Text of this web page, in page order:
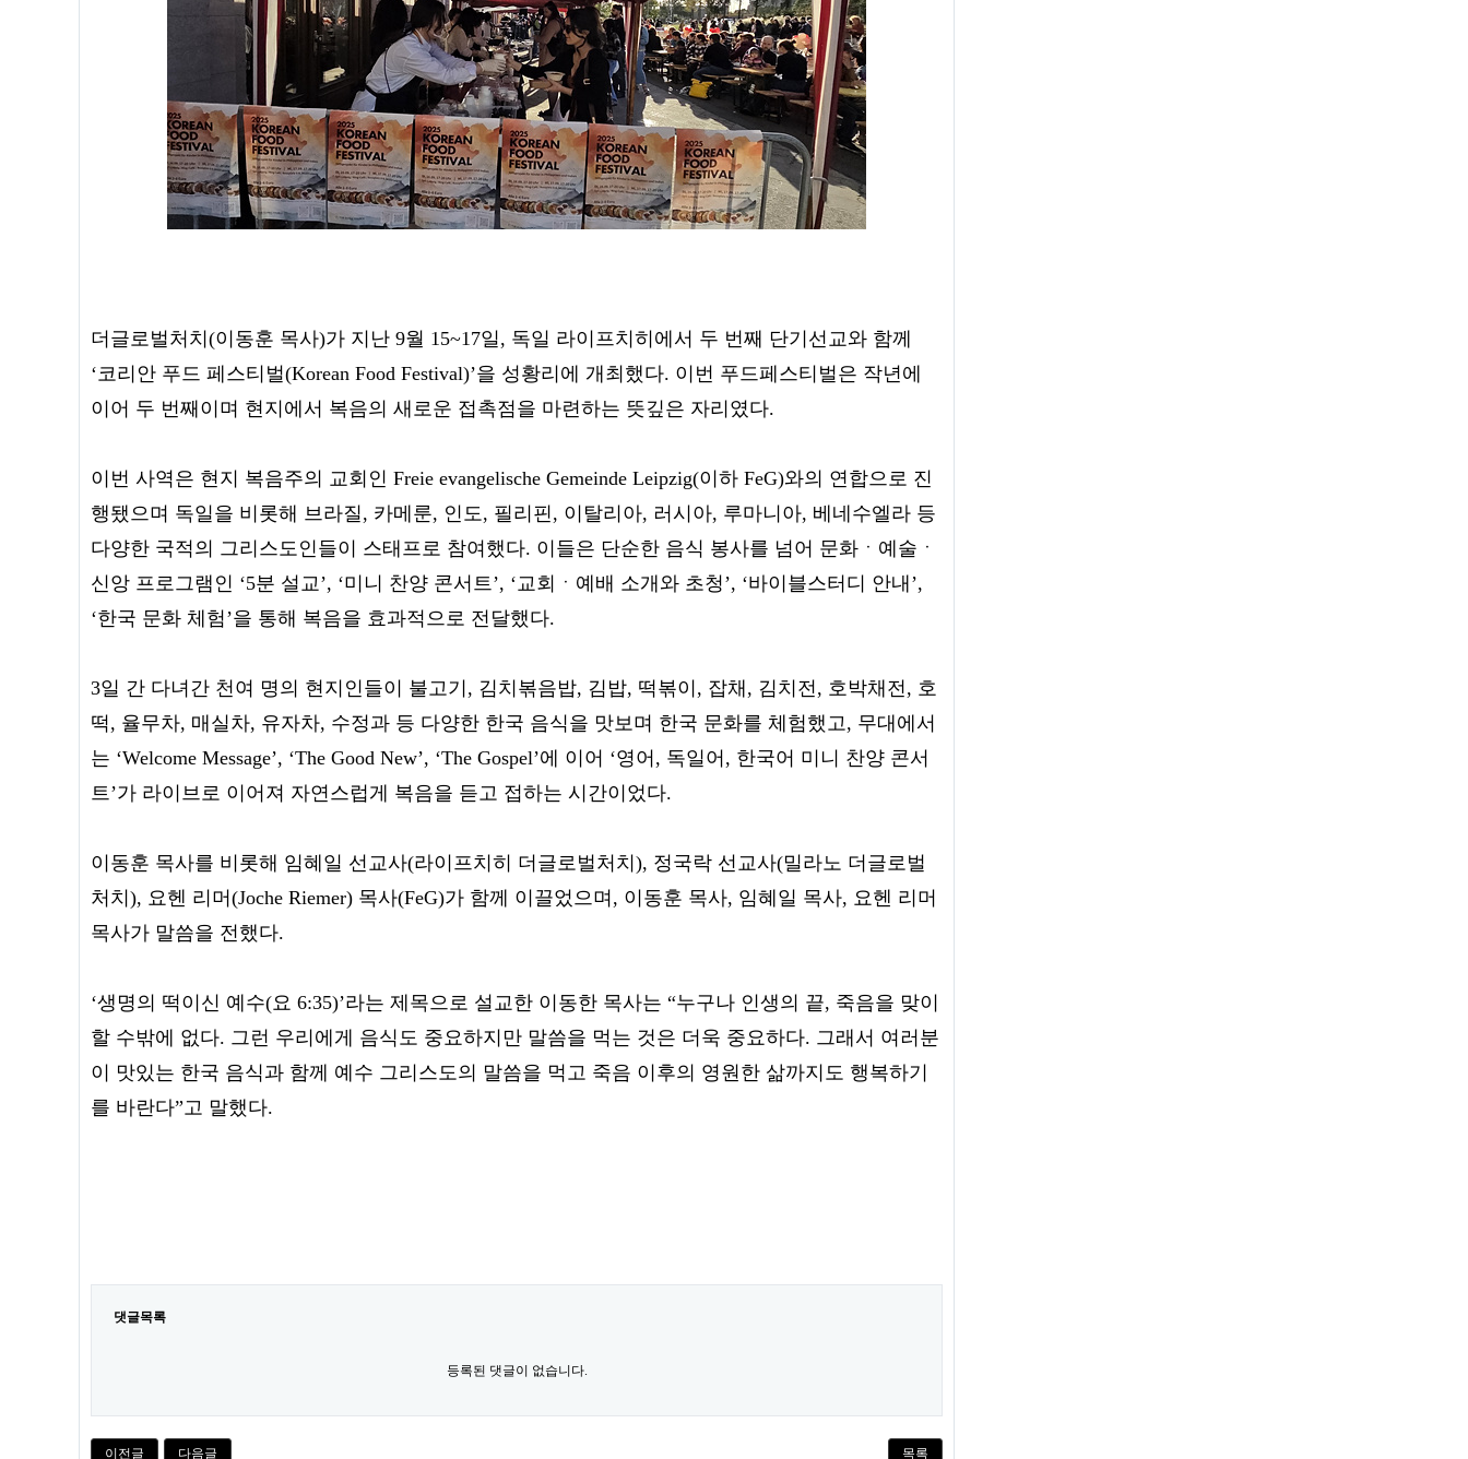
더글로벌처치(이동훈 목사)가 지난 9월 15~17일, 독일 라이프치히에서 두 번째 단기선교와 함께
‘코리안 푸드 페스티벌(Korean Food Festival)’을 성황리에 개최했다. 이번 푸드페스티벌은 작년에
이어 두 번째이며 현지에서 복음의 새로운 접촉점을 마련하는 뜻깊은 자리였다.
이번 사역은 현지 복음주의 교회인 Freie evangelische Gemeinde Leipzig(이하 FeG)와의 연합으로 진
행됐으며 독일을 비롯해 브라질, 카메룬, 인도, 필리핀, 이탈리아, 러시아, 루마니아, 베네수엘라 등
다양한 국적의 그리스도인들이 스태프로 참여했다. 이들은 단순한 음식 봉사를 넘어 문화ㆍ예술ㆍ
신앙 프로그램인 ‘5분 설교’, ‘미니 찬양 콘서트’, ‘교회ㆍ예배 소개와 초청’, ‘바이블스터디 안내’,
‘한국 문화 체험’을 통해 복음을 효과적으로 전달했다.
3일 간 다녀간 천여 명의 현지인들이 불고기, 김치볶음밥, 김밥, 떡볶이, 잡채, 김치전, 호박채전, 호
떡, 율무차, 매실차, 유자차, 수정과 등 다양한 한국 음식을 맛보며 한국 문화를 체험했고, 무대에서
는 ‘Welcome Message’, ‘The Good New’, ‘The Gospel’에 이어 ‘영어, 독일어, 한국어 미니 찬양 콘서
트’가 라이브로 이어져 자연스럽게 복음을 듣고 접하는 시간이었다.
이동훈 목사를 비롯해 임혜일 선교사(라이프치히 더글로벌처치), 정국락 선교사(밀라노 더글로벌
처치), 요헨 리머(Joche Riemer) 목사(FeG)가 함께 이끌었으며, 이동훈 목사, 임혜일 목사, 요헨 리머
목사가 말씀을 전했다.
‘생명의 떡이신 예수(요 6:35)’라는 제목으로 설교한 이동한 목사는 “누구나 인생의 끝, 죽음을 맞이
할 수밖에 없다. 그런 우리에게 음식도 중요하지만 말씀을 먹는 것은 더욱 중요하다. 그래서 여러분
이 맛있는 한국 음식과 함께 예수 그리스도의 말씀을 먹고 죽음 이후의 영원한 삶까지도 행복하기
를 바란다”고 말했다.
댓글목록
등록된 댓글이 없습니다.
이전글 다음글 목록